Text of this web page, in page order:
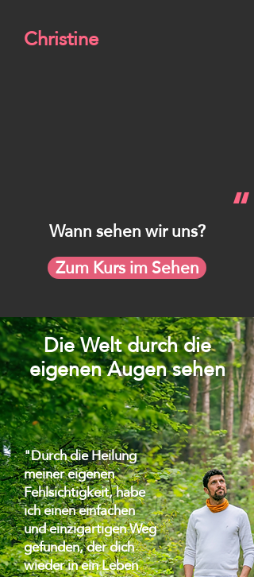
Christine
Wann sehen wir uns?
Zum Kurs im Sehen
“
Die Welt durch die
eigenen Augen sehen
"Durch die Heilung
meiner eigenen
Fehlsichtigkeit, habe
ich einen einfachen
und einzigartigen Weg
gefunden, der dich
wieder in ein Leben